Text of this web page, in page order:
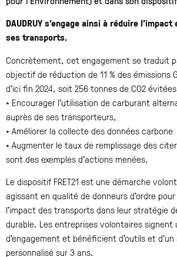
DAUDRUY s’engage ainsi à réduire
ses transports.
Concrètement, cet engagement se traduit
objectif de réduction de 11 % des émissions
d’ici fin 2024, soit 256 tonnes de CO2
• Encourager l’utilisation de carburant
auprès de ses transporteurs,
• Améliorer la collecte des données carbone
• Augmenter le taux de remplissage des
sont des exemples d’actions menées.
Le dispositif FRET21 est une démarche
agissant en qualité de donneurs d’ordre
l’impact des transports dans leur stratégie
durable. Les entreprises volontaires signent
d’engagement et bénéficient d’outils et
personnalisé sur 3 ans.